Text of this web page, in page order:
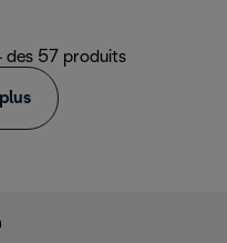
des 57 produits